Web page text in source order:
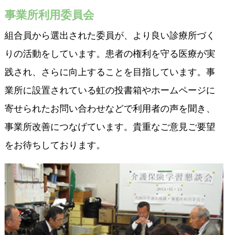
事業所利用委員会
組合員から選出された委員が、より良い診療所づく
りの活動をしています。患者の権利を守る医療が実
践され、さらに向上することを目指しています。事
業所に設置されている虹の投書箱やホームページに
寄せられたお問い合わせなどで利用者の声を聞き、
事業所改善につなげています。貴重なご意見ご要望
をお待ちしております。